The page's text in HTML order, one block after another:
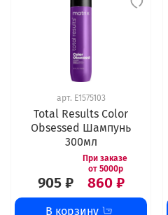
арт. E1575103
Total Results Color
Obsessed Шампунь
300мл
905 ₽ 860 ₽
В корзину